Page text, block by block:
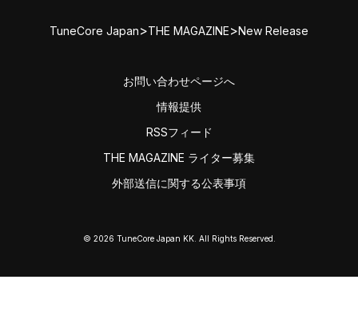
TuneCore Japan>THE MAGAZINE>New Release
お問い合わせページへ
情報提供
RSSフィード
THE MAGAZINE ライター募集
外部送信に関する公表事項
© 2026 TuneCore Japan KK. All Rights Reserved.